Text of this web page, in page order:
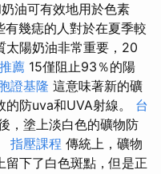
油可有效地用於色素
有幾痣的人對於在夏季較
太陽奶油非常重要，20
薦 15僅阻止93％的陽
證基隆 這意味著新的礦
防uva和UVA射線。 台
，塗上淡白色的礦物防
指壓課程 傳統上，礦物
留下了白色斑點，但是正